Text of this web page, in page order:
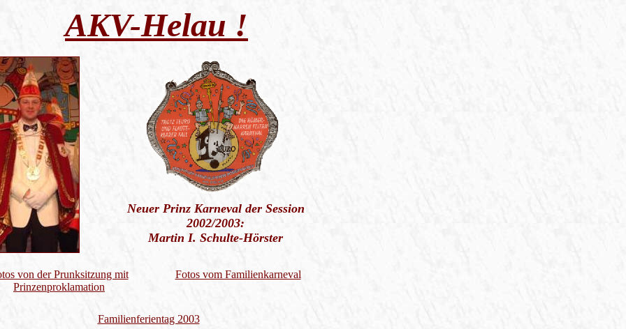
AKV-Helau !
Neuer Prinz Karneval der Session
2002/2003:
Martin I. Schulte-Hörster
von der Prunksitzung mit
Prinzenproklamation
Fotos vom Familienkarneval
Familienferientag 2003